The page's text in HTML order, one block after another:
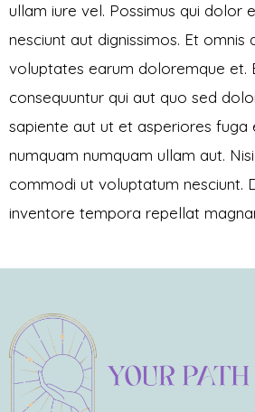
ullam iure vel. Possimus qui dolor
nesciunt aut dignissimos. Et omnis
voluptates earum doloremque et.
consequuntur qui aut quo sed
sapiente aut ut et asperiores fuga
numquam numquam ullam aut.
commodi ut voluptatum nesciunt.
inventore tempora repellat